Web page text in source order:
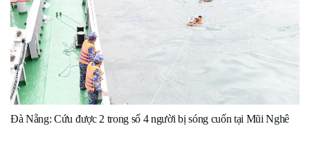
Đà Nẵng: Cứu được 2 trong số 4 người bị sóng cuốn tại Mũi Nghê